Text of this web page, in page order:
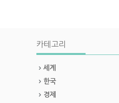
카테고리
세계
한국
경제